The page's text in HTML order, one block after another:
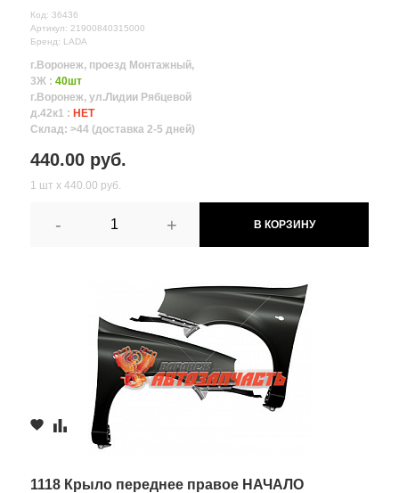
Код: 36436
Артикул: 21900840315000
Бренд: LADA
г.Воронеж, проезд Монтажный,
3Ж : 40шт
г.Воронеж, ул.Лидии Рябцевой
д.42к1 : НЕТ
Склад: >44 (доставка 2-5 дней)
440.00 руб.
1 шт х 440.00 руб.
- + В КОРЗИНУ
1118 Крыло переднее правое НАЧАЛО